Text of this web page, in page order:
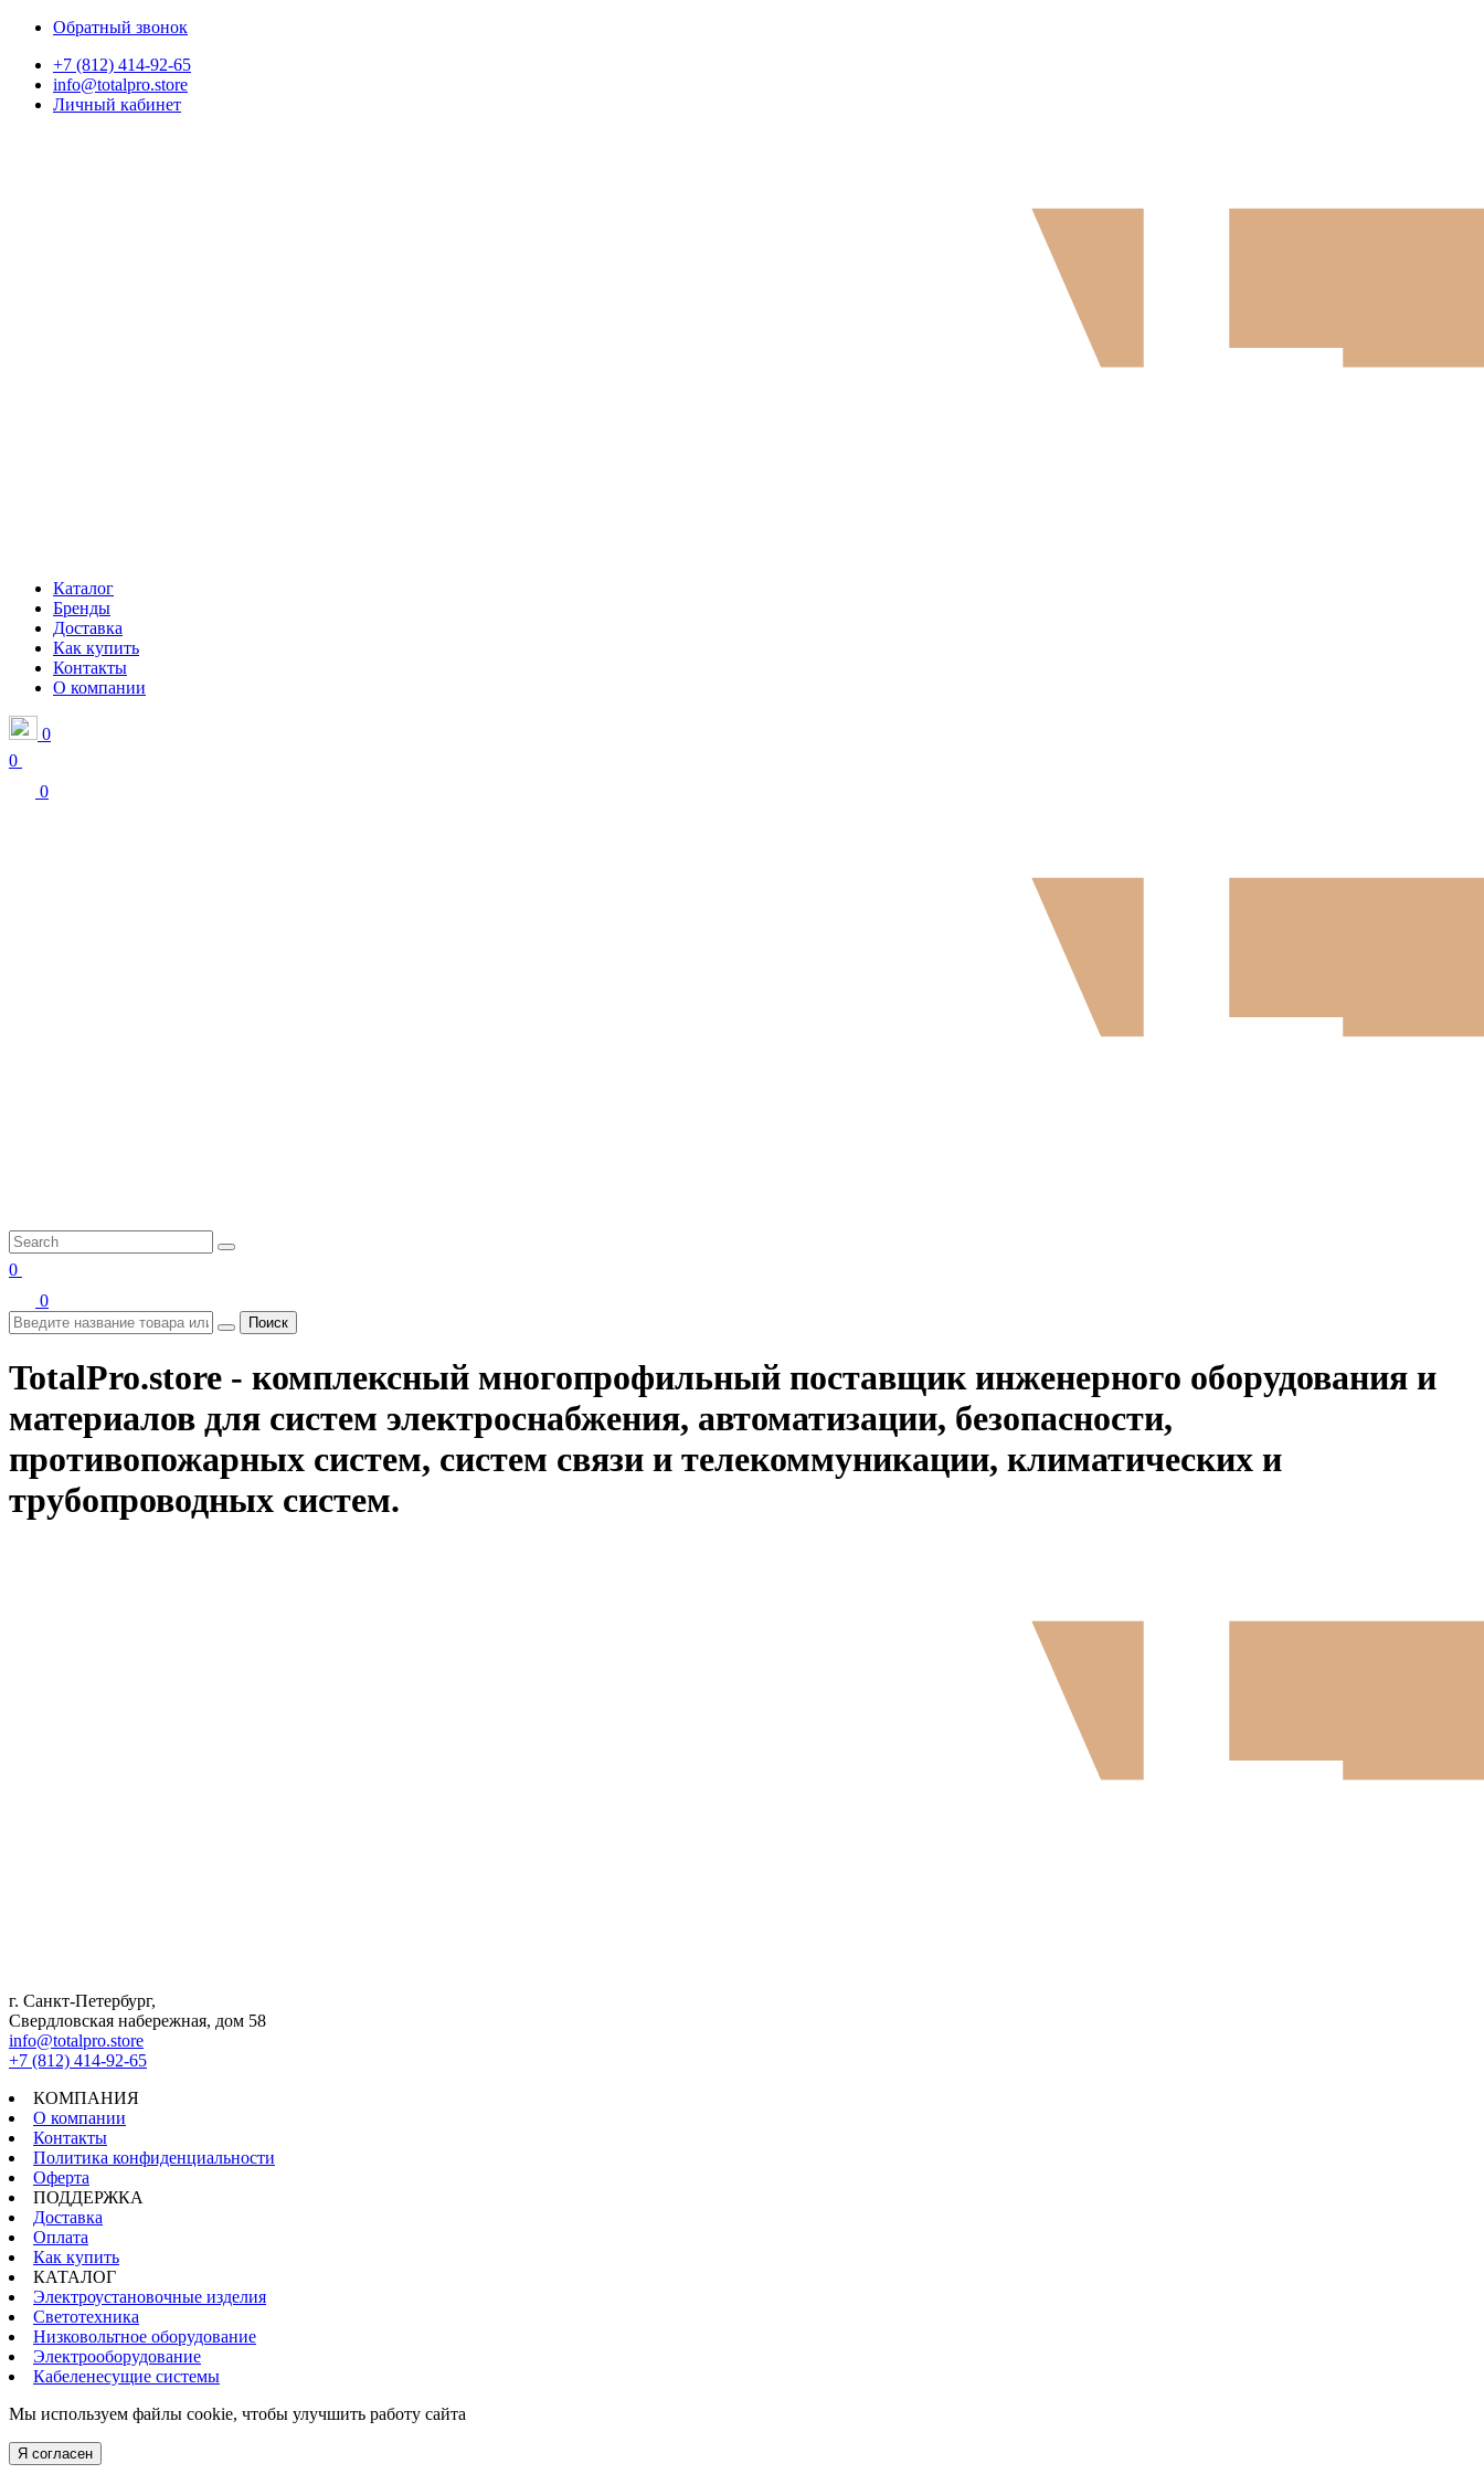
Обратный звонок
+7 (812) 414-92-65
info@totalpro.store
Личный кабинет
Каталог
Бренды
Доставка
Как купить
Контакты
О компании
0
0
0
0
0
Поиск
TotalPro.store - комплексный многопрофильный поставщик инженерного оборудования и
материалов для систем электроснабжения, автоматизации, безопасности,
противопожарных систем, систем связи и телекоммуникации, климатических и
трубопроводных систем.
г. Санкт-Петербург,
Свердловская набережная, дом 58
info@totalpro.store
+7 (812) 414-92-65
КОМПАНИЯ
О компании
Контакты
Политика конфиденциальности
Оферта
ПОДДЕРЖКА
Доставка
Оплата
Как купить
КАТАЛОГ
Электроустановочные изделия
Светотехника
Низковольтное оборудование
Электрооборудование
Кабеленесущие системы
Мы используем файлы cookie, чтобы улучшить работу сайта
Я согласен